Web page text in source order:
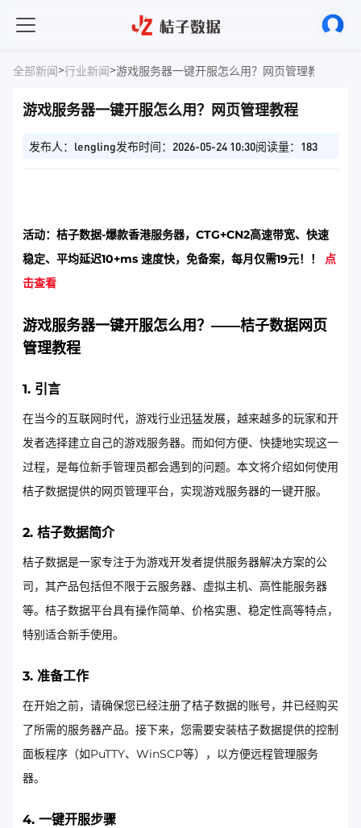
全部新闻>行业新闻>游戏服务器一键开服怎么用？网页管理教程
游戏服务器一键开服怎么用？网页管理教程
发布人：lengling发布时间：2026-05-24 10:30阅读量：183
活动：桔子数据-爆款香港服务器，CTG+CN2高速带宽、快速
稳定、平均延迟10+ms 速度快，免备案，每月仅需19元！！ 点
击查看
游戏服务器一键开服怎么用？——桔子数据网页
管理教程
1. 引言
在当今的互联网时代，游戏行业迅猛发展，越来越多的玩家和开
发者选择建立自己的游戏服务器。而如何方便、快捷地实现这一
过程，是每位新手管理员都会遇到的问题。本文将介绍如何使用
桔子数据提供的网页管理平台，实现游戏服务器的一键开服。
2. 桔子数据简介
桔子数据是一家专注于为游戏开发者提供服务器解决方案的公
司，其产品包括但不限于云服务器、虚拟主机、高性能服务器
等。桔子数据平台具有操作简单、价格实惠、稳定性高等特点，
特别适合新手使用。
3. 准备工作
在开始之前，请确保您已经注册了桔子数据的账号，并已经购买
了所需的服务器产品。接下来，您需要安装桔子数据提供的控制
面板程序（如PuTTY、WinSCP等），以方便远程管理服务
器。
4. 一键开服步骤